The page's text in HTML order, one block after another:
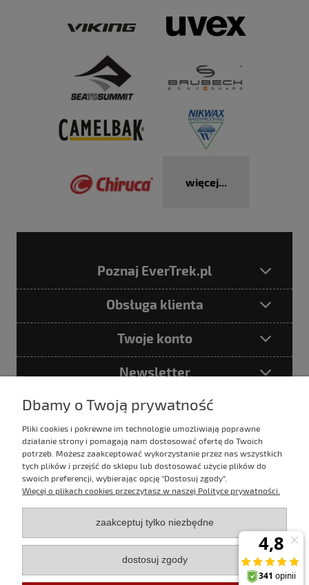
więcej...
Poznaj EverTrek.pl
Obsługa klienta
Twoje konto
Newsletter
Podając adres e-mail akceptujesz
Politykę prywatności
E-mail:
sklep@evertrek.pl
Infolinia:
795 020 766
Dbamy o Twoją prywatność
Pliki cookies i pokrewne im technologie umożliwiają poprawne
działanie strony i pomagają nam dostosować ofertę do Twoich
potrzeb. Możesz zaakceptować wykorzystanie przez nas wszystkich
tych plików i przejść do sklepu lub dostosować użycie plików do
swoich preferencji, wybierając opcję "Dostosuj zgody".
Więcej o plikach cookies przeczytasz w naszej Polityce prywatności.
zaakceptuj tylko niezbędne
dostosuj zgody